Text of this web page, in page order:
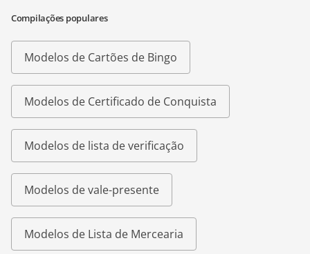
Compilações populares
Modelos de Cartões de Bingo
Modelos de Certificado de Conquista
Modelos de lista de verificação
Modelos de vale-presente
Modelos de Lista de Mercearia